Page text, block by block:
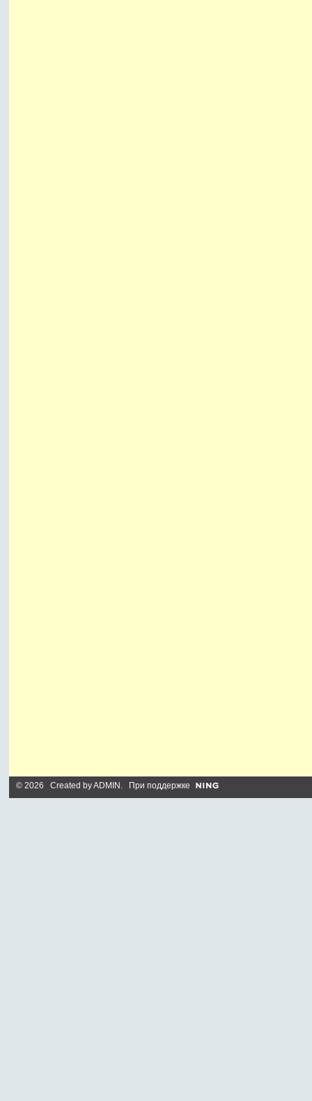
© 2026 Created byADMIN . При поддержке